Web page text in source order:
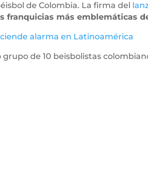
de Colombia. La firma del
franquicias más emblemáticas
alarma en Latinoamérica
de 10 beisbolistas